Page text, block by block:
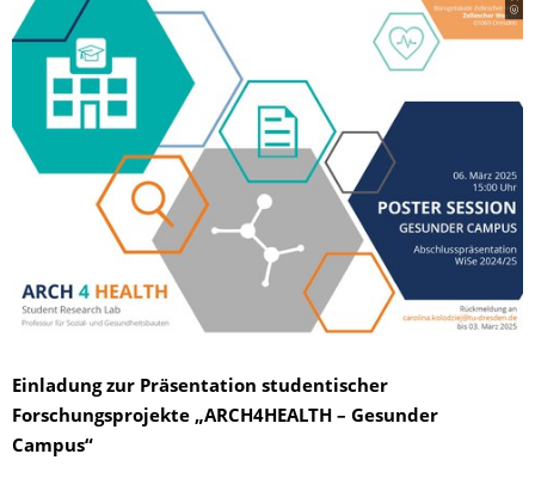
Einladung zur Präsentation studentischer
Forschungsprojekte „ARCH4HEALTH – Gesunder
Campus“